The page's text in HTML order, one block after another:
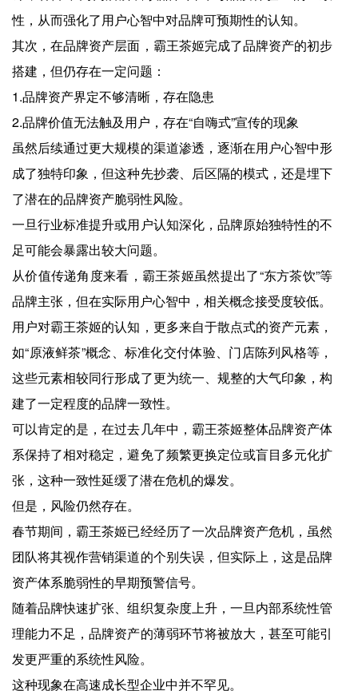
性，从而强化了用户心智中对品牌可预期性的认知。
其次，在品牌资产层面，霸王茶姬完成了品牌资产的初步
搭建，但仍存在一定问题：
1.品牌资产界定不够清晰，存在隐患
2.品牌价值无法触及用户，存在“自嗨式”宣传的现象
虽然后续通过更大规模的渠道渗透，逐渐在用户心智中形
成了独特印象，但这种先抄袭、后区隔的模式，还是埋下
了潜在的品牌资产脆弱性风险。
一旦行业标准提升或用户认知深化，品牌原始独特性的不
足可能会暴露出较大问题。
从价值传递角度来看，霸王茶姬虽然提出了“东方茶饮”等
品牌主张，但在实际用户心智中，相关概念接受度较低。
用户对霸王茶姬的认知，更多来自于散点式的资产元素，
如“原液鲜茶”概念、标准化交付体验、门店陈列风格等，
这些元素相较同行形成了更为统一、规整的大气印象，构
建了一定程度的品牌一致性。
可以肯定的是，在过去几年中，霸王茶姬整体品牌资产体
系保持了相对稳定，避免了频繁更换定位或盲目多元化扩
张，这种一致性延缓了潜在危机的爆发。
但是，风险仍然存在。
春节期间，霸王茶姬已经经历了一次品牌资产危机，虽然
团队将其视作营销渠道的个别失误，但实际上，这是品牌
资产体系脆弱性的早期预警信号。
随着品牌快速扩张、组织复杂度上升，一旦内部系统性管
理能力不足，品牌资产的薄弱环节将被放大，甚至可能引
发更严重的系统性风险。
这种现象在高速成长型企业中并不罕见。